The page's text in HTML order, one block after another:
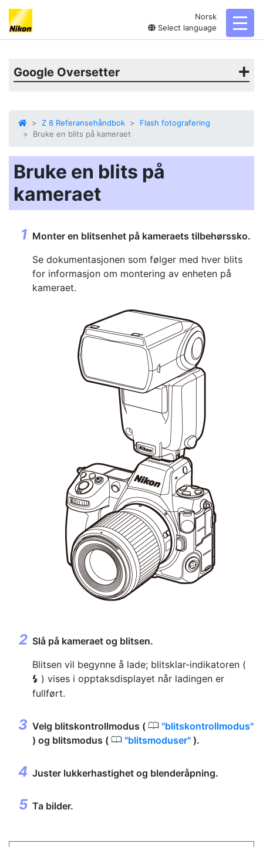
Norsk
Select language
Google Oversetter
Z 8 Referansehåndbok
Flash fotografering
Bruke en blits på kameraet
Bruke en blits på
kameraet
Monter en blitsenhet på kameraets tilbehørssko.
Se dokumentasjonen som følger med hver blits
for informasjon om montering av enheten på
kameraet.
Slå på kameraet og blitsen.
Blitsen vil begynne å lade; blitsklar-indikatoren (
c ) vises i opptaksdisplayet når ladingen er
fullført.
Velg blitskontrollmodus ( 0 blitskontrollmodus
) og blitsmodus ( 0 blitsmoduser ).
Juster lukkerhastighet og blenderåpning.
Ta bilder.